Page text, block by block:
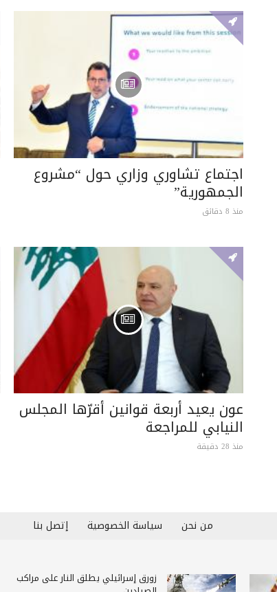
اجتماع تشاوري وزاري حول “مشروع
الجمهورية”
منذ 8 دقائق
عون يعيد أربعة قوانين أقرّها المجلس
النيابي للمراجعة
منذ 28 دقيقة
من نحن سياسة الخصوصية إتصل بنا
زورق إسرائيلي يطلق النار على مراكب